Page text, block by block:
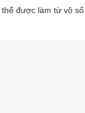
được làm từ vô